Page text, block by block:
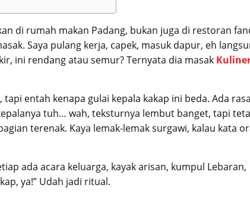
di rumah makan Padang, bukan juga di restoran
Saya pulang kerja, capek, masuk dapur, eh
ini rendang atau semur? Ternyata dia masak
entah kenapa gulai kepala kakap ini beda. Ada rasa
tuh… wah, teksturnya lembut banget, tapi
terenak. Kaya lemak-lemak surgawi, kalau kata
ada acara keluarga, kayak arisan, kumpul Lebaran,
ya!” Udah jadi ritual.